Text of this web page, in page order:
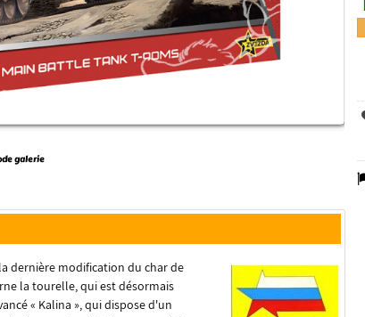
galerie
la dernière modification du char de
la tourelle, qui est désormais
« Kalina », qui dispose d'un